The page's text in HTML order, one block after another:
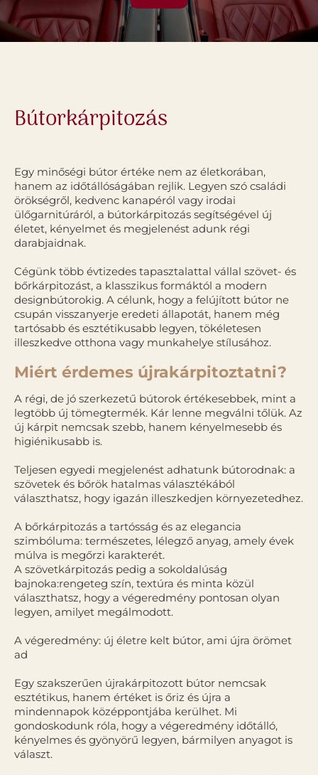
Bútorkárpitozás
Egy minőségi bútor értéke nem az életkorában,
hanem az időtállóságában rejlik. Legyen szó családi
örökségről, kedvenc kanapéról vagy irodai
ülőgarnitúráról, a bútorkárpitozás segítségével új
életet, kényelmet és megjelenést adunk régi
darabjaidnak.
Cégünk több évtizedes tapasztalattal vállal szövet- és
bőrkárpitozást, a klasszikus formáktól a modern
designbútorokig. A célunk, hogy a felújított bútor ne
csupán visszanyerje eredeti állapotát, hanem még
tartósabb és esztétikusabb legyen, tökéletesen
illeszkedve otthona vagy munkahelye stílusához.
Miért érdemes újrakárpitoztatni?
A régi, de jó szerkezetű bútorok értékesebbek, mint a
legtöbb új tömegtermék. Kár lenne megválni tőlük. Az
új kárpit nemcsak szebb, hanem kényelmesebb és
higiénikusabb is.
Teljesen egyedi megjelenést adhatunk bútorodnak: a
szövetek és bőrök hatalmas választékából
választhatsz, hogy igazán illeszkedjen környezetedhez.
A bőrkárpitozás a tartósság és az elegancia
szimbóluma: természetes, lélegző anyag, amely évek
múlva is megőrzi karakterét.
A szövetkárpitozás pedig a sokoldalúság
bajnoka:rengeteg szín, textúra és minta közül
választhatsz, hogy a végeredmény pontosan olyan
legyen, amilyet megálmodott.
A végeredmény: új életre kelt bútor, ami újra örömet
ad
Egy szakszerűen újrakárpitozott bútor nemcsak
esztétikus, hanem értéket is őriz és újra a
mindennapok középpontjába kerülhet. Mi
gondoskodunk róla, hogy a végeredmény időtálló,
kényelmes és gyönyörű legyen, bármilyen anyagot is
választ.